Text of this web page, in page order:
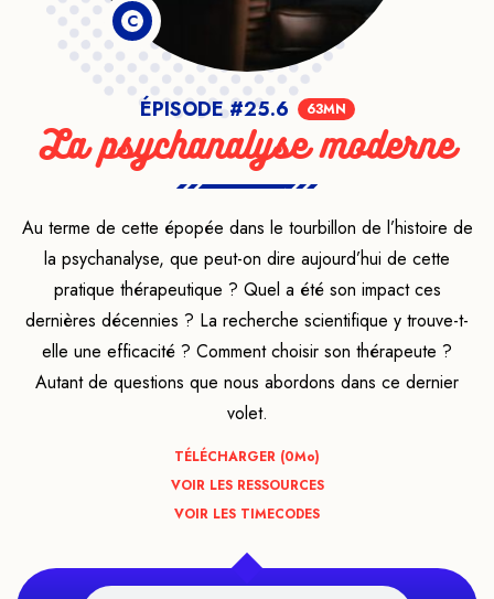
C
ÉPISODE #25.6 63MN
La psychanalyse moderne
Au terme de cette épopée dans le tourbillon de l’histoire de
la psychanalyse, que peut-on dire aujourd’hui de cette
pratique thérapeutique ? Quel a été son impact ces
dernières décennies ? La recherche scientifique y trouve-t-
elle une efficacité ? Comment choisir son thérapeute ?
Autant de questions que nous abordons dans ce dernier
volet.
TÉLÉCHARGER (0Mo)
VOIR LES RESSOURCES
VOIR LES TIMECODES